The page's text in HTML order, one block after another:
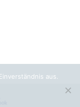
aus.